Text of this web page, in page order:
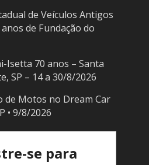
de Veículos Antigos
de Fundação do
Isetta 70 anos – Santa
SP – 14 a 30/8/2026
de Motos no Dream Car
• 9/8/2026